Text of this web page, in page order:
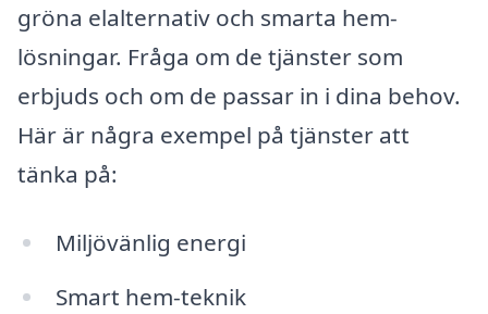
gröna elalternativ och smarta hem-
lösningar. Fråga om de tjänster som
erbjuds och om de passar in i dina behov.
Här är några exempel på tjänster att
tänka på:
Miljövänlig energi
Smart hem-teknik